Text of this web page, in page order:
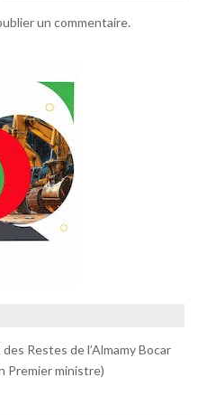
un commentaire.
Restes de l’Almamy Bocar
Premier ministre)